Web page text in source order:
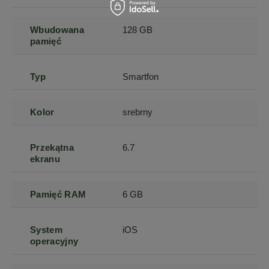
Wbudowana
pamięć
128 GB
Typ Smartfon
Kolor srebrny
Przekątna
ekranu
6.7
Pamięć RAM 6 GB
System
operacyjny
iOS